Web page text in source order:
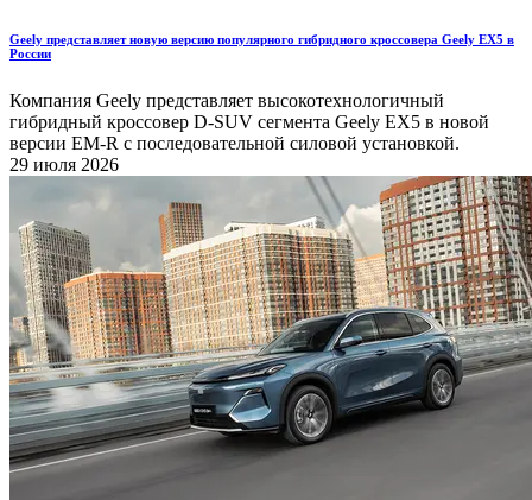
Geely представляет новую версию популярного гибридного кроссовера Geely EX5 в
России
Компания Geely представляет высокотехнологичный
гибридный кроссовер D-SUV сегмента Geely EX5 в новой
версии EM-R с последовательной силовой установкой.
29 июля 2026